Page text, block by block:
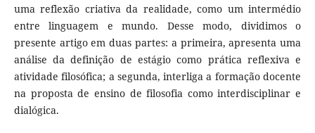
uma reflexão criativa da realidade, como um intermédio
entre linguagem e mundo. Desse modo, dividimos o
presente artigo em duas partes: a primeira, apresenta uma
análise da definição de estágio como prática reflexiva e
atividade filosófica; a segunda, interliga a formação docente
na proposta de ensino de filosofia como interdisciplinar e
dialógica.